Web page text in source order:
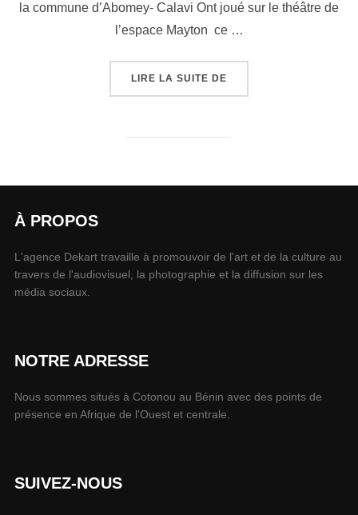
la commune d’Abomey- Calavi Ont joué sur le théâtre de
l’espace Mayton ce …
LIRE LA SUITE DE
À PROPOS
L'agence Dekart travaille à promouvoir de l'art et de la culture au
travers de l'audiovisuel, la photographie et la diffusion sur les
média sociaux.
NOTRE ADRESSE
Nous sommes situés à Cotonou au Bénin avec des points de
présence en Afrique de l'Ouest et centrale.
SUIVEZ-NOUS